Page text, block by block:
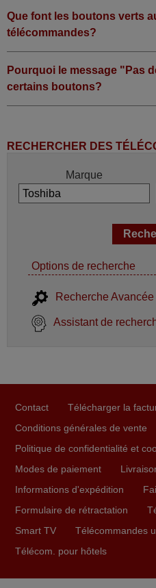
Que font les boutons verts
télécommandes?
Pourquoi le message "Pas
certains boutons?
RECHERCHER DES
Marque
Options de recherche
Recherche Avancée
Assistant de
Contact Télécharger la
Conditions générales de vente
Politique de confidentialité et
Modes de paiement
Informations d'expédition
Formulaire de rétractation
Smart TV
Télécommandes
Télécom. pour hôtels